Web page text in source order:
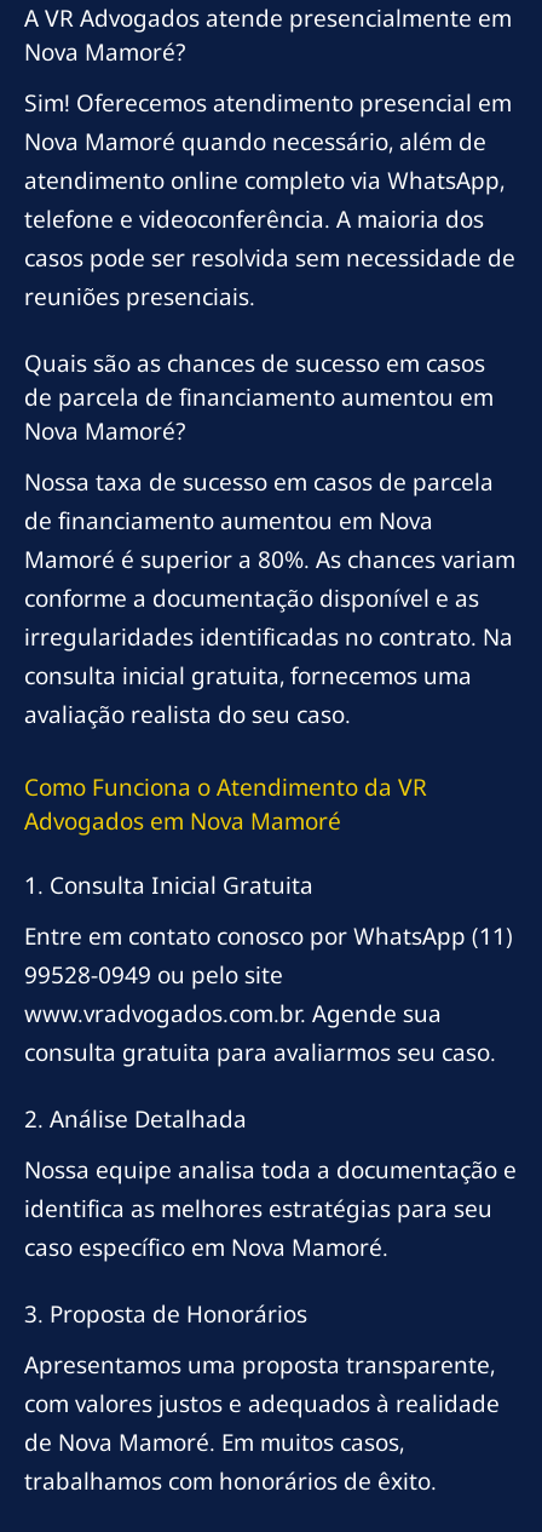
A VR Advogados atende presencialmente em
Nova Mamoré?
Sim! Oferecemos atendimento presencial em
Nova Mamoré quando necessário, além de
atendimento online completo via WhatsApp,
telefone e videoconferência. A maioria dos
casos pode ser resolvida sem necessidade de
reuniões presenciais.
Quais são as chances de sucesso em casos
de parcela de financiamento aumentou em
Nova Mamoré?
Nossa taxa de sucesso em casos de parcela
de financiamento aumentou em Nova
Mamoré é superior a 80%. As chances variam
conforme a documentação disponível e as
irregularidades identificadas no contrato. Na
consulta inicial gratuita, fornecemos uma
avaliação realista do seu caso.
Como Funciona o Atendimento da VR
Advogados em Nova Mamoré
1. Consulta Inicial Gratuita
Entre em contato conosco por WhatsApp (11)
99528-0949 ou pelo site
www.vradvogados.com.br. Agende sua
consulta gratuita para avaliarmos seu caso.
2. Análise Detalhada
Nossa equipe analisa toda a documentação e
identifica as melhores estratégias para seu
caso específico em Nova Mamoré.
3. Proposta de Honorários
Apresentamos uma proposta transparente,
com valores justos e adequados à realidade
de Nova Mamoré. Em muitos casos,
trabalhamos com honorários de êxito.